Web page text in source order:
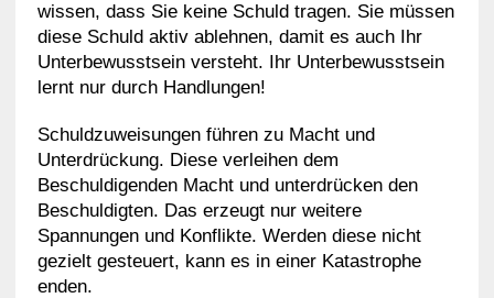
wissen, dass Sie keine Schuld tragen. Sie müssen
diese Schuld aktiv ablehnen, damit es auch Ihr
Unterbewusstsein versteht. Ihr Unterbewusstsein
lernt nur durch Handlungen!
Schuldzuweisungen führen zu Macht und
Unterdrückung. Diese verleihen dem
Beschuldigenden Macht und unterdrücken den
Beschuldigten. Das erzeugt nur weitere
Spannungen und Konflikte. Werden diese nicht
gezielt gesteuert, kann es in einer Katastrophe
enden.